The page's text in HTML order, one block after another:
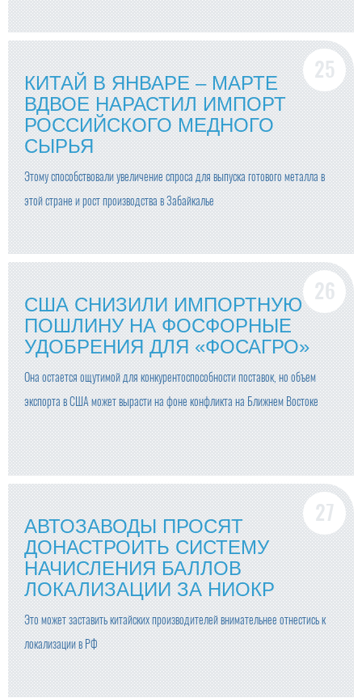
КИТАЙ В ЯНВАРЕ – МАРТЕ
ВДВОЕ НАРАСТИЛ ИМПОРТ
РОССИЙСКОГО МЕДНОГО
СЫРЬЯ
Этому способствовали увеличение спроса для выпуска готового металла в
этой стране и рост производства в Забайкалье
США СНИЗИЛИ ИМПОРТНУЮ
ПОШЛИНУ НА ФОСФОРНЫЕ
УДОБРЕНИЯ ДЛЯ «ФОСАГРО»
Она остается ощутимой для конкурентоспособности поставок, но объем
экспорта в США может вырасти на фоне конфликта на Ближнем Востоке
АВТОЗАВОДЫ ПРОСЯТ
ДОНАСТРОИТЬ СИСТЕМУ
НАЧИСЛЕНИЯ БАЛЛОВ
ЛОКАЛИЗАЦИИ ЗА НИОКР
Это может заставить китайских производителей внимательнее отнестись к
локализации в РФ